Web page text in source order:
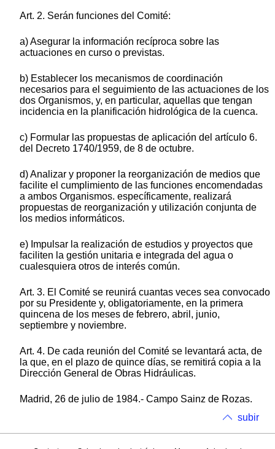
Art. 2. Serán funciones del Comité:
a) Asegurar la información recíproca sobre las
actuaciones en curso o previstas.
b) Establecer los mecanismos de coordinación
necesarios para el seguimiento de las actuaciones de los
dos Organismos, y, en particular, aquellas que tengan
incidencia en la planificación hidrológica de la cuenca.
c) Formular las propuestas de aplicación del artículo 6.
del Decreto 1740/1959, de 8 de octubre.
d) Analizar y proponer la reorganización de medios que
facilite el cumplimiento de las funciones encomendadas
a ambos Organismos. específicamente, realizará
propuestas de reorganización y utilización conjunta de
los medios informáticos.
e) Impulsar la realización de estudios y proyectos que
faciliten la gestión unitaria e integrada del agua o
cualesquiera otros de interés común.
Art. 3. El Comité se reunirá cuantas veces sea convocado
por su Presidente y, obligatoriamente, en la primera
quincena de los meses de febrero, abril, junio,
septiembre y noviembre.
Art. 4. De cada reunión del Comité se levantará acta, de
la que, en el plazo de quince días, se remitirá copia a la
Dirección General de Obras Hidráulicas.
Madrid, 26 de julio de 1984.- Campo Sainz de Rozas.
subir